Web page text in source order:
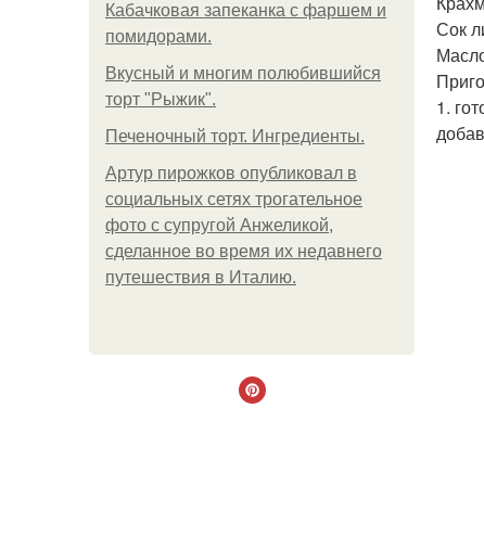
Кабачковая запеканка с фаршем и
помидорами.
Вкусный и многим полюбившийся
торт "Рыжик".
Печеночный торт. Ингредиенты.
Артур пирожков опубликовал в
социальных сетях трогательное
фото с супругой Анжеликой,
сделанное во время их недавнего
путешествия в Италию.
Сок
1.